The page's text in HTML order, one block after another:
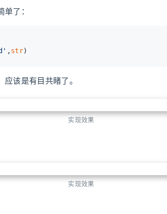
了：
,str)
该是有目共睹了。
实现效果
实现效果